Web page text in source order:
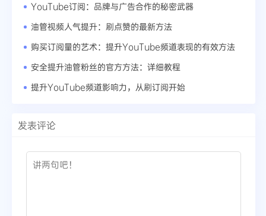
YouTube订阅：品牌与广告合作的秘密武器
油管视频人气提升：刷点赞的最新方法
购买订阅量的艺术：提升YouTube频道表现的有效方法
安全提升油管粉丝的官方方法：详细教程
提升YouTube频道影响力，从刷订阅开始
发表评论